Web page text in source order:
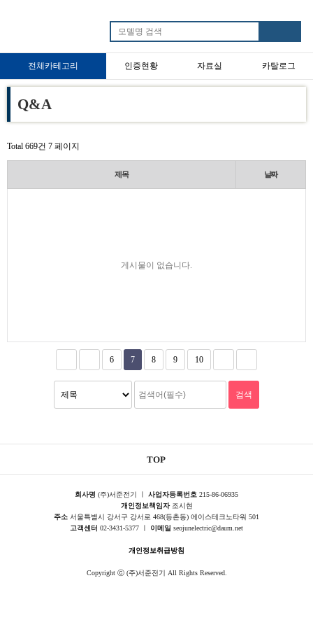
전체카테고리 인증현황 자료실 카탈로그
Q&A
Total 669건 7 페이지
제목 날짜
게시물이 없습니다.
6 7 8 9 10
TOP
회사명 (주)서준전기 ㅣ 사업자등록번호 215-86-06935
개인정보책임자조시현
주소 서울특별시 강서구 강서로 468(등촌동) 에이스테크노타워 501
고객센터 02-3431-5377 ㅣ 이메일 seojunelectric@daum.net
개인정보취급방침
Copyright ⓒ (주)서준전기 All Rights Reserved.